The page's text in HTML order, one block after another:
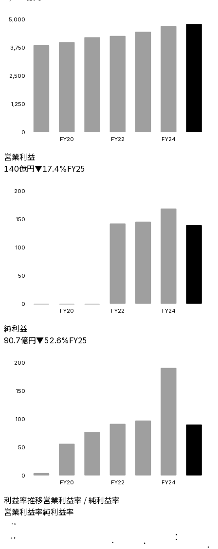
0
1,250
2,500
3,750
5,000
FY20 FY22 FY24
営業利益
140億円▼17.4%FY25
0
50
100
150
200
FY20 FY22 FY24
純利益
90.7億円▼52.6%FY25
0
50
100
150
200
FY20 FY22 FY24
利益率推移営業利益率 / 純利益率
営業利益率純利益率
3.8
5.0